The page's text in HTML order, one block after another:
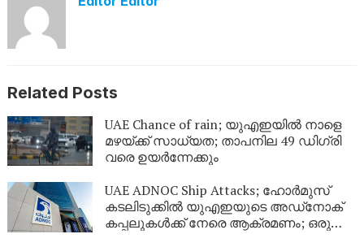
Related Posts
UAE Chance of rain; യുഎഇയിൽ നാളെ
മഴയ്ക്ക് സാധ്യത; താപനില 49 ഡിഗ്രി
വരെ ഉയർന്നേക്കും
UAE ADNOC Ship Attacks; ഹോർമുസ്
കടലിടുക്കിൽ യുഎഇയുടെ അഡ്‌നോക്
കപ്പലുകൾക്ക് നേരെ ആക്രമണം; ഒരു